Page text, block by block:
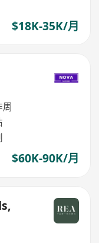
$18K-35K/月
$60K-90K/月